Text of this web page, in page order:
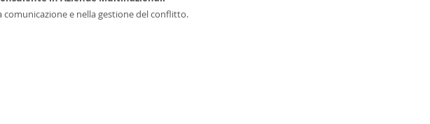
comunicazione e nella gestione del conflitto.